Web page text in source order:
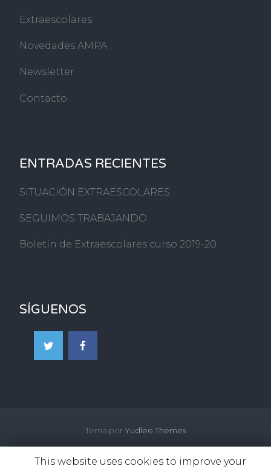
Extraescolares
Novedades AMPA
Newsletter
Contacto
ENTRADAS RECIENTES
SITUACIÓN EXTRAESCOLARES
SEGUIMOS TRABAJANDO
Boletín de Extraescolares curso 2019-20
SÍGUENOS
Tema por Yudlee Themes
This website uses cookies to improve your